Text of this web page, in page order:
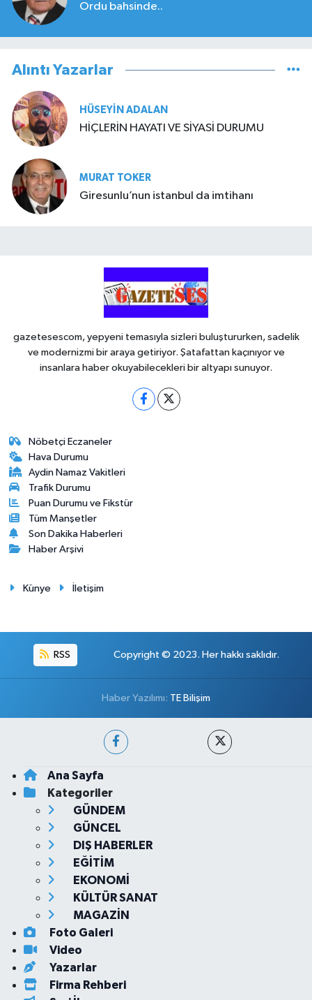
Ordu bahsinde..
Alıntı Yazarlar
HÜSEYIN ADALAN
HİÇLERİN HAYATI VE SİYASİ DURUMU
MURAT TOKER
Giresunlu’nun istanbul da imtihanı
gazetesescom, yepyeni temasıyla sizleri buluştururken, sadelik
ve modernizmi bir araya getiriyor. Şatafattan kaçınıyor ve
insanlara haber okuyabilecekleri bir altyapı sunuyor.
Nöbetçi Eczaneler
Hava Durumu
Aydin Namaz Vakitleri
Trafik Durumu
Puan Durumu ve Fikstür
Tüm Manşetler
Son Dakika Haberleri
Haber Arşivi
Künye İletişim
RSS Copyright © 2023. Her hakkı saklıdır.
Haber Yazılımı: TE Bilişim
Ana Sayfa
Kategoriler
GÜNDEM
GÜNCEL
DIŞ HABERLER
EĞİTİM
EKONOMİ
KÜLTÜR SANAT
MAGAZİN
Foto Galeri
Video
Yazarlar
Firma Rehberi